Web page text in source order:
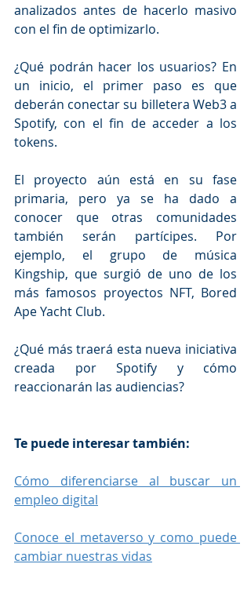
analizados antes de hacerlo masivo
con el fin de optimizarlo.
¿Qué podrán hacer los usuarios? En
un inicio, el primer paso es que
deberán conectar su billetera Web3 a
Spotify, con el fin de acceder a los
tokens.
El proyecto aún está en su fase
primaria, pero ya se ha dado a
conocer que otras comunidades
también serán partícipes. Por
ejemplo, el grupo de música
Kingship, que surgió de uno de los
más famosos proyectos NFT, Bored
Ape Yacht Club.
¿Qué más traerá esta nueva iniciativa
creada por Spotify y cómo
reaccionarán las audiencias?
Te puede interesar también:
Cómo diferenciarse al buscar un
empleo digital
Conoce el metaverso y como puede
cambiar nuestras vidas